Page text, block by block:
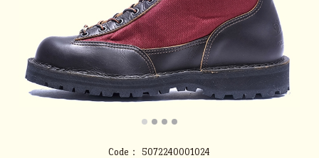
Code：
5072240001024